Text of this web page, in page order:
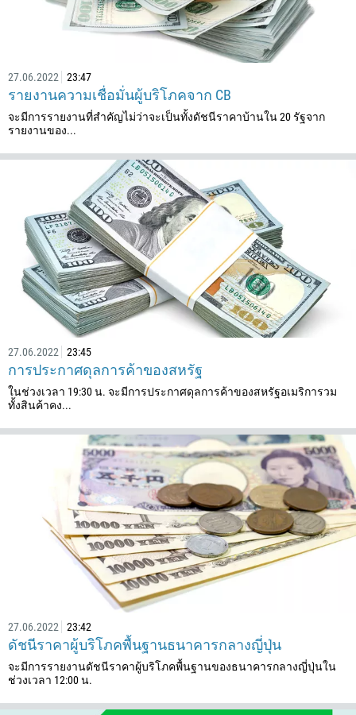
27.06.2022 23:47
รายงานความเชื่อมั่นผู้บริโภคจาก CB
จะมีการรายงานที่สำคัญไม่ว่าจะเป็นทั้งดัชนีราคาบ้านใน 20 รัฐจาก
รายงานของ...
27.06.2022 23:45
การประกาศดุลการค้าของสหรัฐ
ในช่วงเวลา 19:30 น. จะมีการประกาศดุลการค้าของสหรัฐอเมริการวม
ทั้งสินค้าคง...
27.06.2022 23:42
ดัชนีราคาผู้บริโภคพื้นฐานธนาคารกลางญี่ปุ่น
จะมีการรายงานดัชนีราคาผู้บริโภคพื้นฐานของธนาคารกลางญี่ปุ่นใน
ช่วงเวลา 12:00 น.
โทรกลับ
เบอร์โทรศัพท์มือถือ
93
355
213
1684
สามารถโทรศัพท์หาได้เมื่อ
00:00 — 23:00
กรอกอีเมลของคุณ